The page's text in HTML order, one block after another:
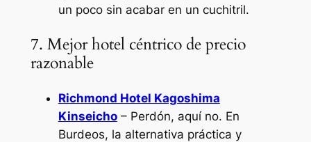
un poco sin acabar en un cuchitril.
7. Mejor hotel céntrico de precio
razonable
Richmond Hotel Kagoshima
Kinseicho– Perdón, aquí no. En
Burdeos, la alternativa práctica y